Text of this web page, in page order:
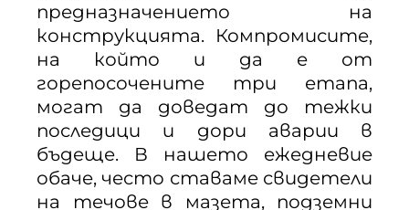
предназначението на
конструкцията. Компромисите,
на който и да е от
горепосочените три етапа,
могат да доведат до тежки
последици и дори аварии в
бъдеще. В нашето ежедневие
обаче, често ставаме свидетели
на течове в мазета, подземни